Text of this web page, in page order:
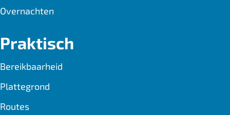
Overnachten
Praktisch
Bereikbaarheid
Plattegrond
Routes